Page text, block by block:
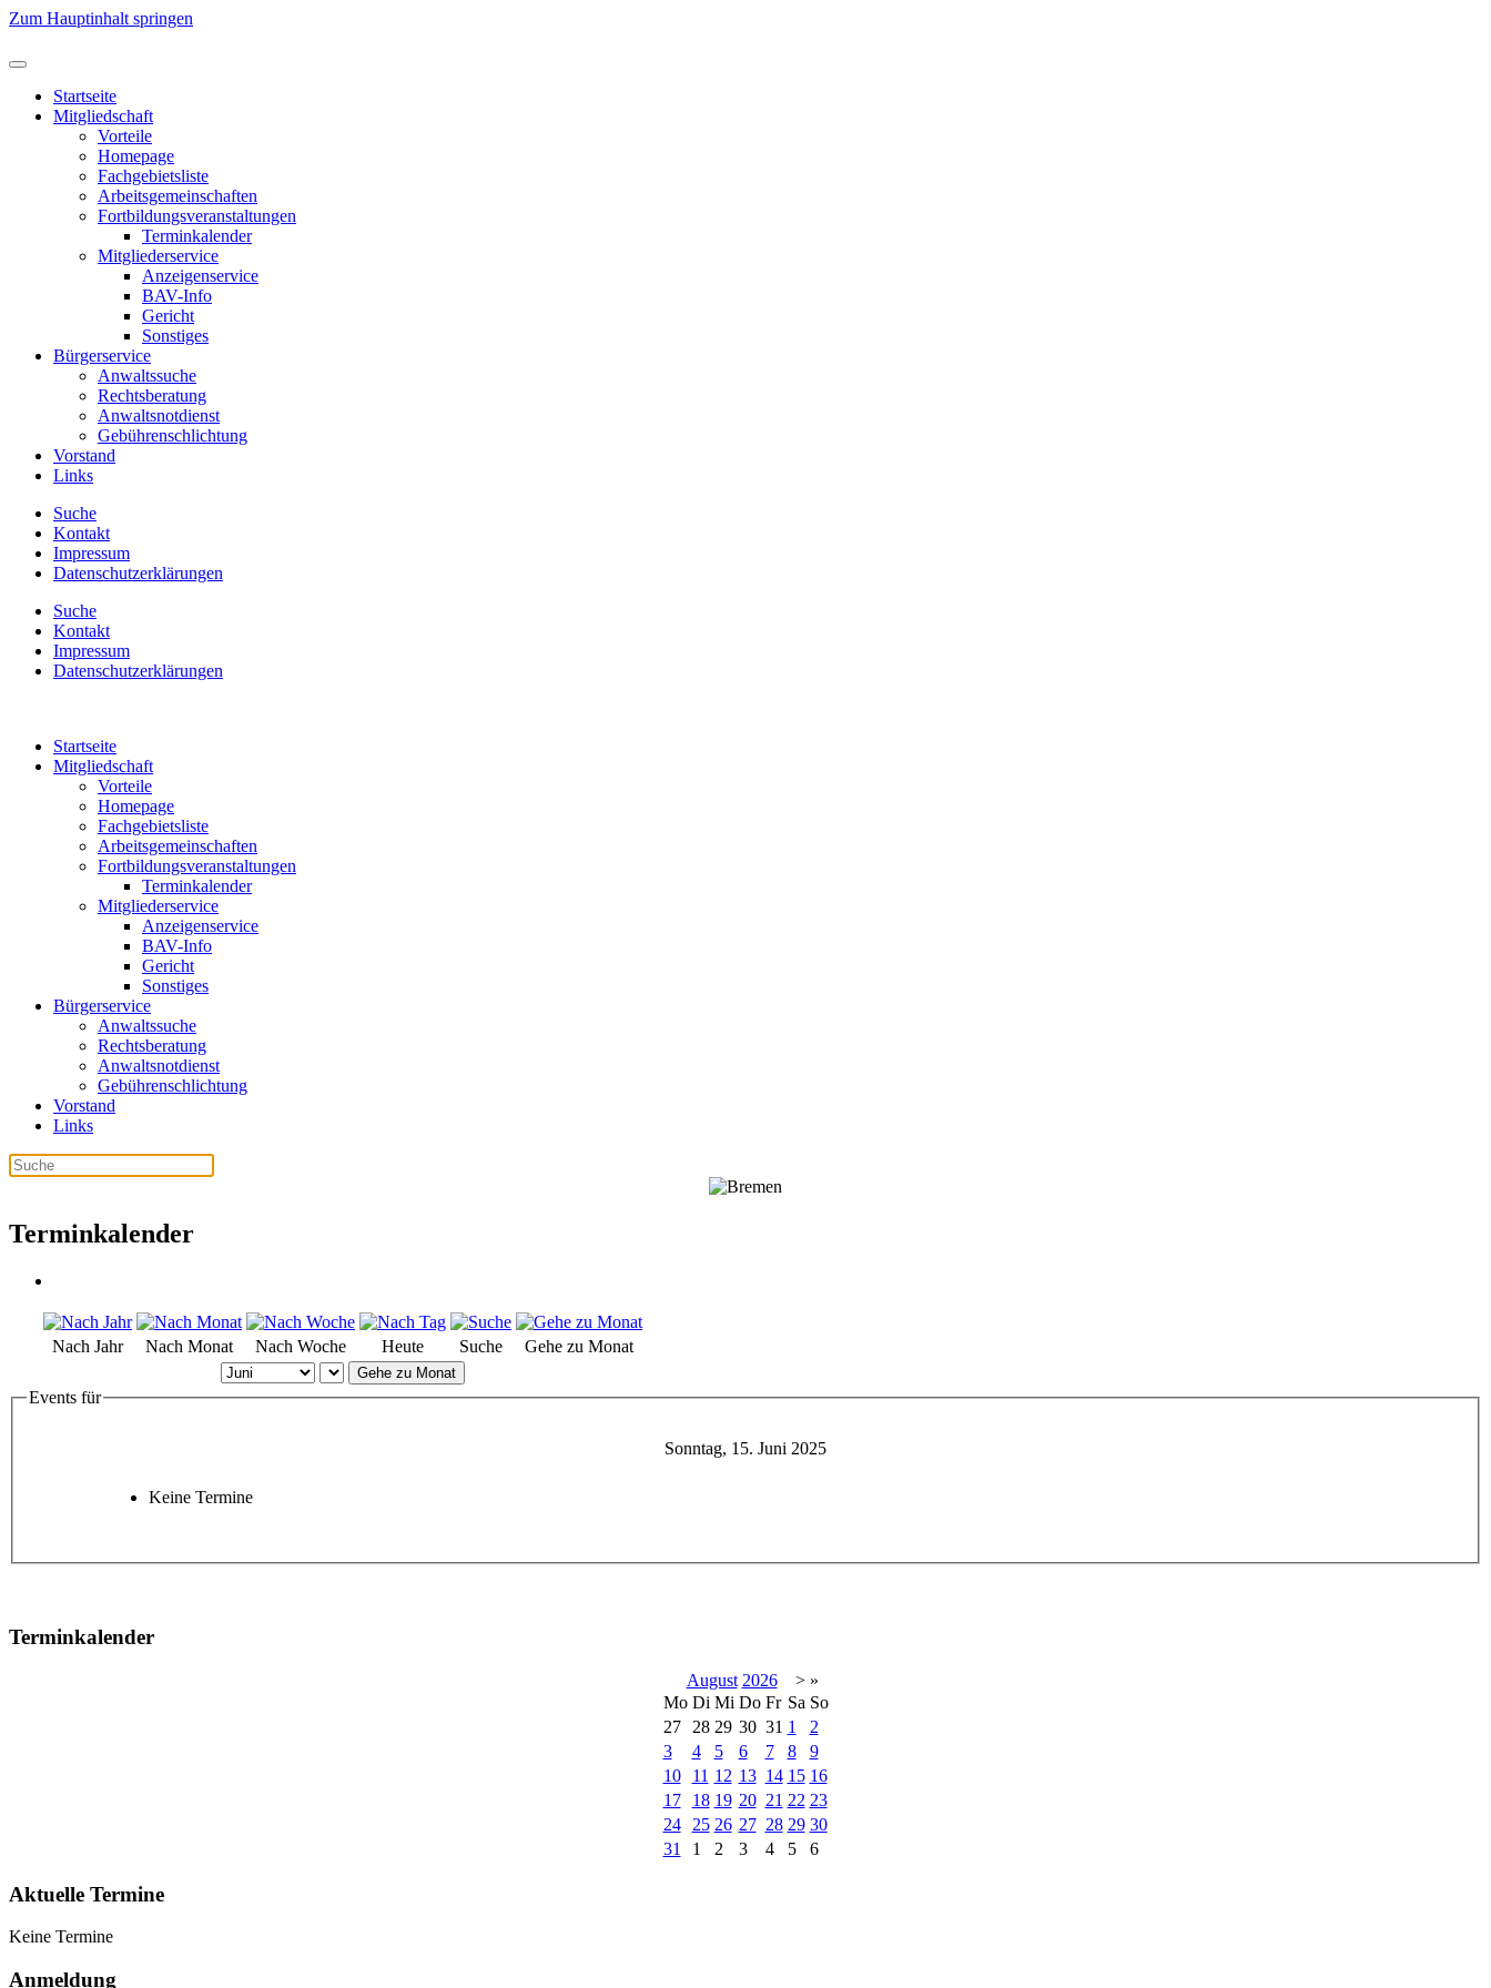
Zum Hauptinhalt springen
Startseite
Mitgliedschaft
Vorteile
Homepage
Fachgebietsliste
Arbeitsgemeinschaften
Fortbildungsveranstaltungen
Terminkalender
Mitgliederservice
Anzeigenservice
BAV-Info
Gericht
Sonstiges
Bürgerservice
Anwaltssuche
Rechtsberatung
Anwaltsnotdienst
Gebührenschlichtung
Vorstand
Links
Suche
Kontakt
Impressum
Datenschutzerklärungen
Suche
Kontakt
Impressum
Datenschutzerklärungen
Startseite
Mitgliedschaft
Vorteile
Homepage
Fachgebietsliste
Arbeitsgemeinschaften
Fortbildungsveranstaltungen
Terminkalender
Mitgliederservice
Anzeigenservice
BAV-Info
Gericht
Sonstiges
Bürgerservice
Anwaltssuche
Rechtsberatung
Anwaltsnotdienst
Gebührenschlichtung
Vorstand
Links
Terminkalender
Nach Jahr Nach Monat Nach Woche Heute Suche Gehe zu Monat
Gehe zu Monat
Events für
Sonntag, 15. Juni 2025
Keine Termine
Terminkalender
August 2026 > »
Mo Di Mi Do Fr Sa So
27
28 29 30 31 1
2
3
4 5 6 7 8
9
10
11 12 13 14 15 16
17
18 19 20 21 22 23
24
25 26 27 28 29 30
31
1 2 3 4 5 6
Aktuelle Termine
Keine Termine
Anmeldung